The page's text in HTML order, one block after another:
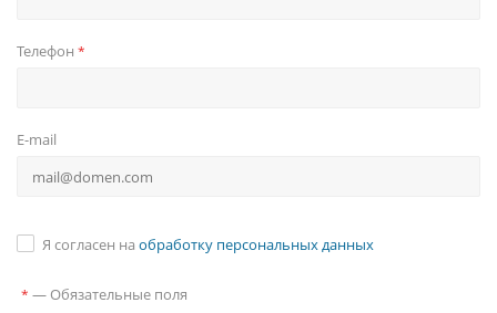
Телефон *
E-mail
Я согласен на обработку персональных данных
* — Обязательные поля